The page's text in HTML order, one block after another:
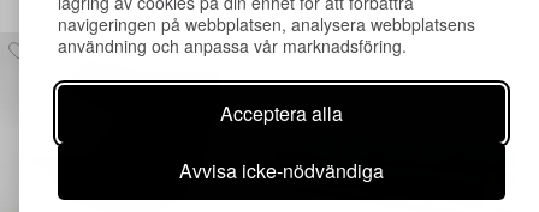
navigeringen på webbplatsen, analysera webbplatsens
användning och anpassa vår marknadsföring.
Acceptera alla
Avvisa icke-nödvändiga